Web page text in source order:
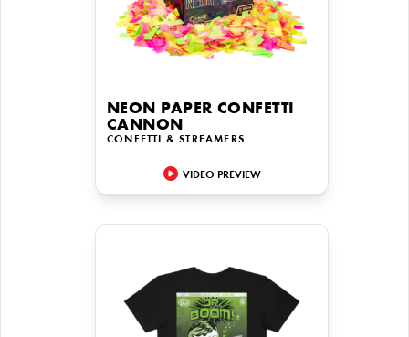
NEON PAPER CONFETTI
CANNON
CONFETTI & STREAMERS
VIDEO PREVIEW